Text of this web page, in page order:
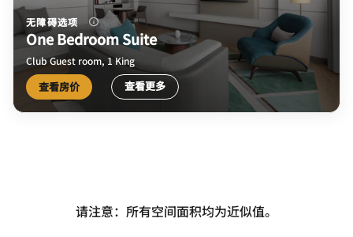
无障碍选项
One Bedroom Suite
Club Guest room, 1 King
查看房价 查看更多
请注意：所有空间面积均为近似值。